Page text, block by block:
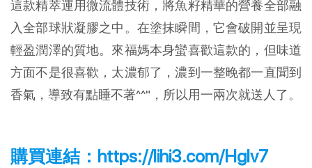
這款精萃運用微流體技術，將魚籽精華的營養全部融
入全部球狀凝膠之中。在塗抹瞬間，它會破開並呈現
輕盈潤澤的質地。來福媽本身蠻喜歡這款的，但味道
方面不是很喜歡，太濃郁了，濃到一整晚都一直聞到
香氣，導致有點睡不著^^"，所以用一兩次就送人了。
購買連結： https://lihi3.com/Hglv7